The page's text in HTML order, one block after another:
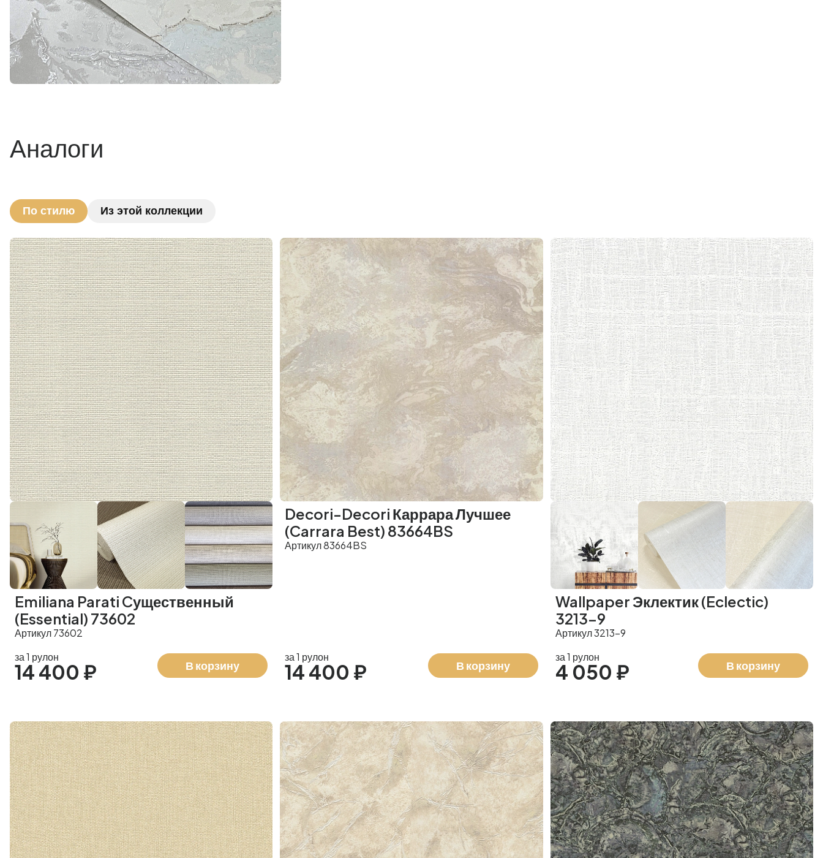
Аналоги
По стилю Из этой коллекции
Emiliana Parati Cущественный
(Essential) 73602
Артикул 73602
за 1 рулон
14 400 ₽ В корзину
Decori-Decori Каррара Лучшее
(Carrara Best) 83664BS
Артикул 83664BS
за 1 рулон
14 400 ₽ В корзину
Wallpaper Эклектик (Eclectic)
3213-9
Артикул 3213-9
за 1 рулон
4 050 ₽ В корзину